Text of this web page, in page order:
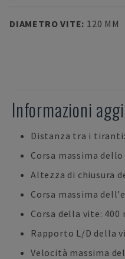
DIAMETRO VITE: 120 MM
Informazioni
Distanza tra i tiranti:
Corsa massima
Altezza di chiusura
Corsa massima
Corsa della vite: 400
Rapporto L/D della
Velocità massima